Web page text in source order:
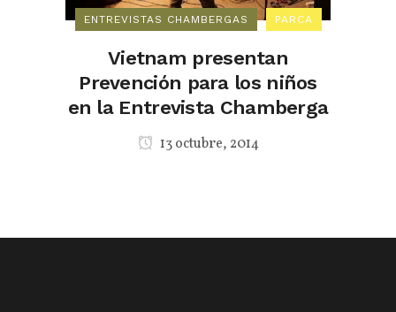
ENTREVISTAS CHAMBERGAS PARCA
Vietnam presentan
Prevención para los niños
en la Entrevista Chamberga
13 octubre, 2014